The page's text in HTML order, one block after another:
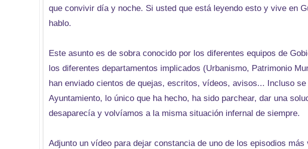
que convivir día y noche. Si usted que está leyendo esto y vive en
hablo.
Este asunto es de sobra conocido por los diferentes equipos de
los diferentes departamentos implicados (Urbanismo, Patrimonio
han enviado cientos de quejas, escritos, vídeos, avisos... Incluso
Ayuntamiento, lo único que ha hecho, ha sido parchear, dar una
desaparecía y volvíamos a la misma situación infernal de siempre.
Adjunto un vídeo para dejar constancia de uno de los episodios